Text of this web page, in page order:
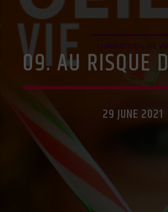
09. AU RISQUE
29 JUNE 2021